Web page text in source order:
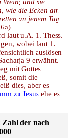
Wein; und sie
wie die Ecken am
an jenem Tag
laut u.A. 1. Thess.
wobei laut 1.
auslösen
9 erwähnt.
mit Gottes
somit die
dies, aber es
zu Jesus ehe es
Zahl der nach